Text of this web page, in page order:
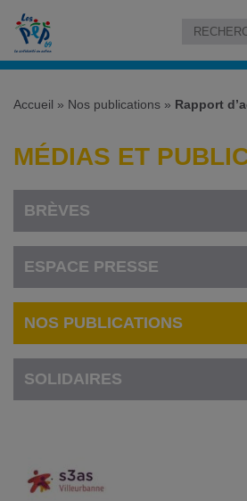
Accueil » Nos publications » Rapport
MÉDIAS ET
BRÈVES
ESPACE PRESSE
NOS PUBLICATIONS
SOLIDAIRES